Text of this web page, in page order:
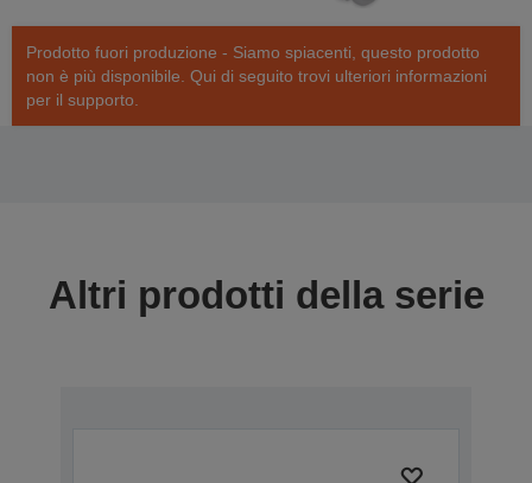
Prodotto fuori produzione - Siamo spiacenti, questo prodotto
non è più disponibile. Qui di seguito trovi ulteriori informazioni
per il supporto.
Altri prodotti della serie